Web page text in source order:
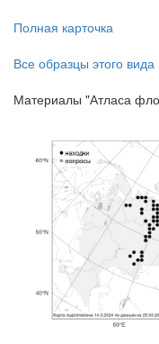
Полная карточка
Все образцы этого вида
Материалы "Атласа